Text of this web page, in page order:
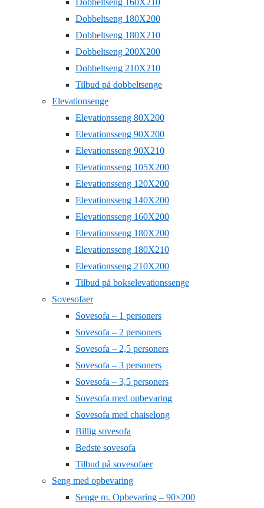
Dobbeltseng 160X210
Dobbeltseng 180X200
Dobbeltseng 180X210
Dobbeltseng 200X200
Dobbeltseng 210X210
Tilbud på dobbeltsenge
Elevationsenge
Elevationsseng 80X200
Elevationsseng 90X200
Elevationsseng 90X210
Elevationsseng 105X200
Elevationsseng 120X200
Elevationsseng 140X200
Elevationsseng 160X200
Elevationsseng 180X200
Elevationsseng 180X210
Elevationsseng 210X200
Tilbud på bokselevationssenge
Sovesofaer
Sovesofa – 1 personers
Sovesofa – 2 personers
Sovesofa – 2,5 personers
Sovesofa – 3 personers
Sovesofa – 3,5 personers
Sovesofa med opbevaring
Sovesofa med chaiselong
Billig sovesofa
Bedste sovesofa
Tilbud på sovesofaer
Seng med opbevaring
Senge m. Opbevaring – 90×200